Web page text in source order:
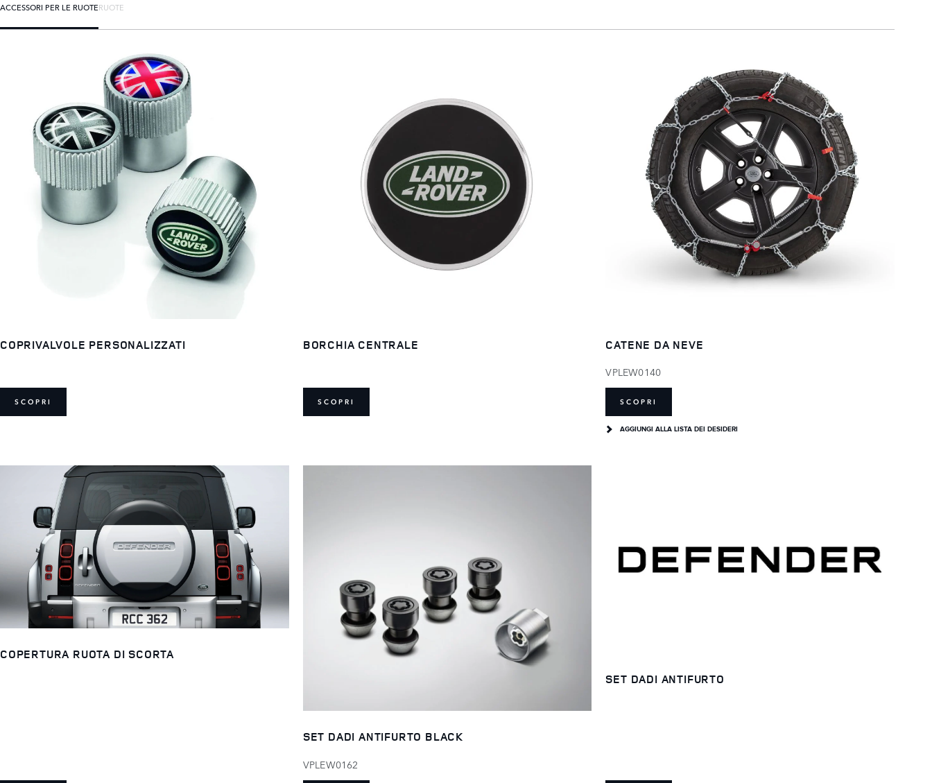
ACCESSORI PER LE RUOTERUOTE
COPRIVALVOLE PERSONALIZZATI
SCOPRI
BORCHIA CENTRALE
SCOPRI
CATENE DA NEVE
VPLEW0140
SCOPRI
AGGIUNGI ALLA LISTA DEI DESIDERI
COPERTURA RUOTA DI SCORTA
SET DADI ANTIFURTO BLACK
VPLEW0162
SET DADI ANTIFURTO